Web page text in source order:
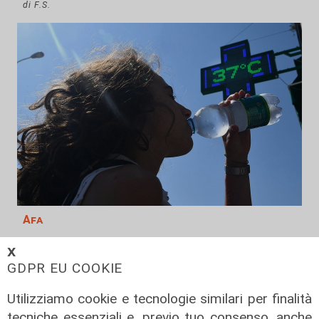
𝗫
GDPR EU COOKIE
Utilizziamo cookie e tecnologie similari per finalità
di F.S.
Afa
Caldo in Liguria, bollino rosso anche
sabato: settimo giorno consecutivo
di F.S.